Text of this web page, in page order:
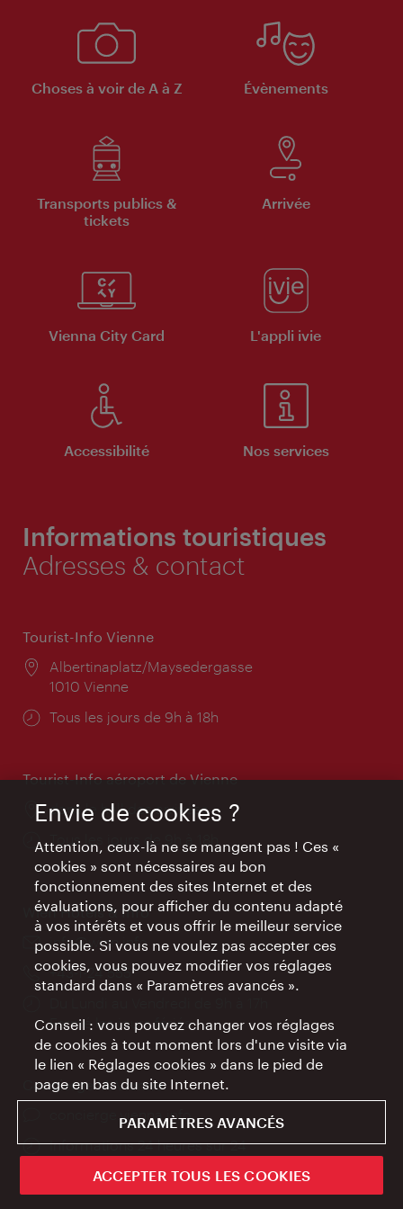
Choses à voir de A à Z Évènements
Transports publics &
tickets
Arrivée
Vienna City Card L'appli ivie
Accessibilité Nos services
Informations touristiques
Adresses & contact
Tourist-Info Vienne
Lieu:
Albertinaplatz/Maysedergasse
1010 Vienne
Horaires
Tous les jours de 9h à 18h
Tourist-Info aéroport de Vienne
Lieu:
dans le hall des arrivées
Horaires
d'ouverture:
Tous les jours de 9h à 18h
Wien Hotels & Info
E-
mail:
info@wien.info
Téléphone:
+43-1-24 555
d'ouverture:
Fermé les jours fériés
Concierge IA Vienne
concierge.vienna.info
Öffnungszeiten:
Informations 24 heures sur 24
Envie de cookies ?
Attention, ceux-là ne se mangent pas ! Ces «
cookies » sont nécessaires au bon
fonctionnement des sites Internet et des
évaluations, pour afficher du contenu adapté
à vos intérêts et vous offrir le meilleur service
possible. Si vous ne voulez pas accepter ces
cookies, vous pouvez modifier vos réglages
standard dans « Paramètres avancés ».
Conseil : vous pouvez changer vos réglages
de cookies à tout moment lors d'une visite via
le lien « Réglages cookies » dans le pied de
page en bas du site Internet.
PARAMÈTRES AVANCÉS
ACCEPTER TOUS LES COOKIES